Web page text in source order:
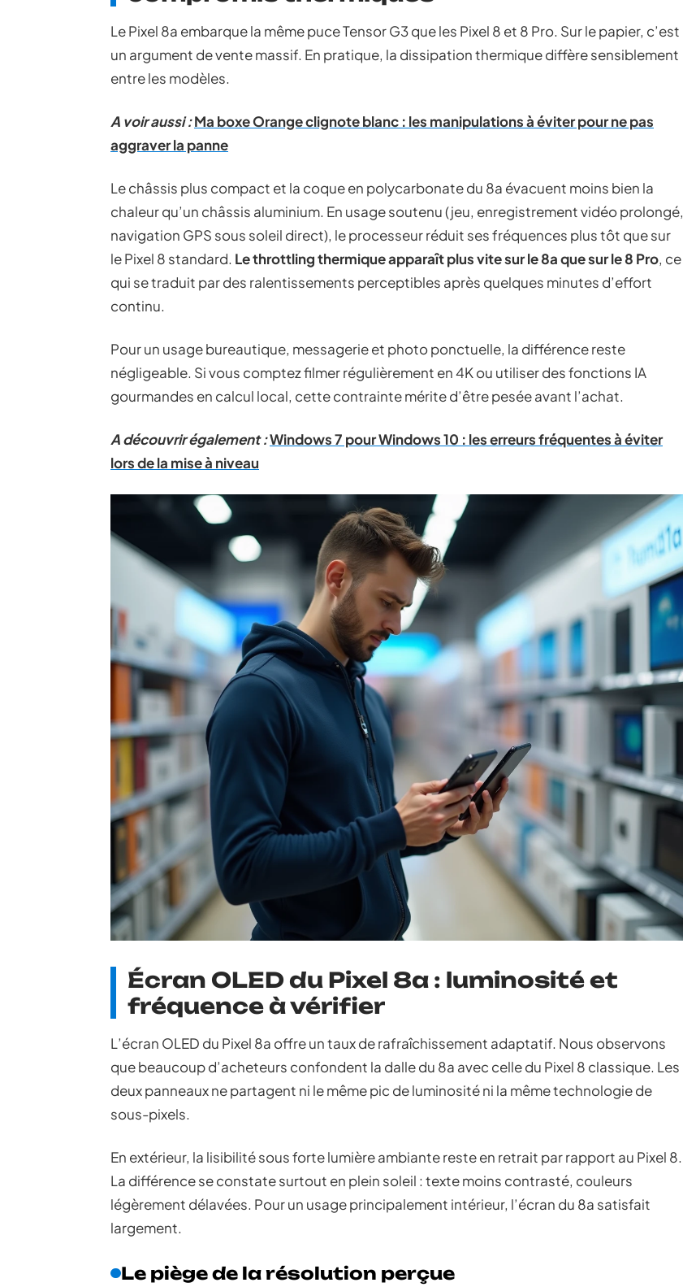
Le Pixel 8a embarque la même puce Tensor G3 que les Pixel 8 et 8 Pro. Sur le papier, c’est
un argument de vente massif. En pratique, la dissipation thermique diffère sensiblement
entre les modèles.
A voir aussi :Ma boxe Orange clignote blanc : les manipulations à éviter pour ne pas
aggraver la panne
Le châssis plus compact et la coque en polycarbonate du 8a évacuent moins bien la
chaleur qu’un châssis aluminium. En usage soutenu (jeu, enregistrement vidéo prolongé,
navigation GPS sous soleil direct), le processeur réduit ses fréquences plus tôt que sur
le Pixel 8 standard. Le throttling thermique apparaît plus vite sur le 8a que sur le 8 Pro, ce
qui se traduit par des ralentissements perceptibles après quelques minutes d’effort
continu.
Pour un usage bureautique, messagerie et photo ponctuelle, la différence reste
négligeable. Si vous comptez filmer régulièrement en 4K ou utiliser des fonctions IA
gourmandes en calcul local, cette contrainte mérite d’être pesée avant l’achat.
A découvrir également :Windows 7 pour Windows 10 : les erreurs fréquentes à éviter
lors de la mise à niveau
Écran OLED du Pixel 8a : luminosité et
fréquence à vérifier
L’écran OLED du Pixel 8a offre un taux de rafraîchissement adaptatif. Nous observons
que beaucoup d’acheteurs confondent la dalle du 8a avec celle du Pixel 8 classique. Les
deux panneaux ne partagent ni le même pic de luminosité ni la même technologie de
sous-pixels.
En extérieur, la lisibilité sous forte lumière ambiante reste en retrait par rapport au Pixel 8.
La différence se constate surtout en plein soleil : texte moins contrasté, couleurs
légèrement délavées. Pour un usage principalement intérieur, l’écran du 8a satisfait
largement.
Le piège de la résolution perçue